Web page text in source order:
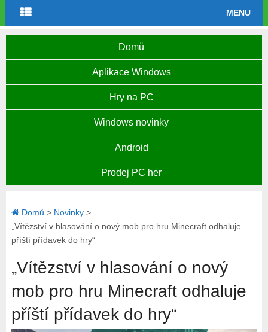
MENU
Domů
Aplikace Windows
Hry na PC
Windows novinky
Android
Prodej PC her
Domů > Novinky>
„Vítězství v hlasování o nový mob pro hru Minecraft odhaluje
příští přídavek do hry“
„Vítězství v hlasování o nový
mob pro hru Minecraft odhaluje
příští přídavek do hry“